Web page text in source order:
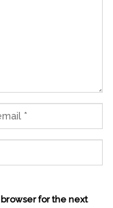
for the next